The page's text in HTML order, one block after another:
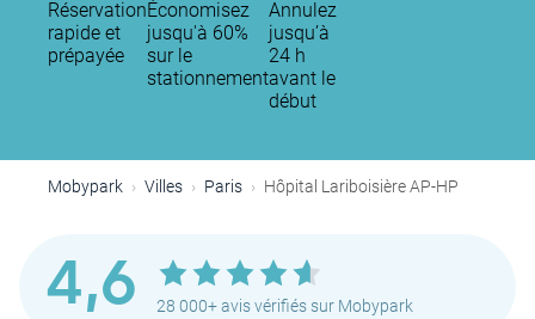
Réservation
rapide et
prépayée
Économisez
jusqu'à 60%
sur le
stationnement
Annulez
jusqu’à
24 h
avant le
début
Mobypark Villes Paris Hôpital Lariboisière AP-HP
4,6 28 000+ avis vérifiés sur Mobypark